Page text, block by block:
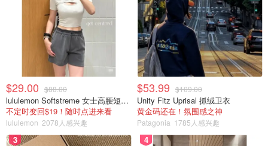
$29.00 $88.00
lululemon Softstreme 女士高腰短裤 10cm
不定时变回$19！随时点进来看
lululemon 2078人感兴趣
$53.99 $109.00
Unity Fitz Uprisal 抓绒卫衣
黄金码还在！氛围感之神
Patagonia 1785人感兴趣
3 4